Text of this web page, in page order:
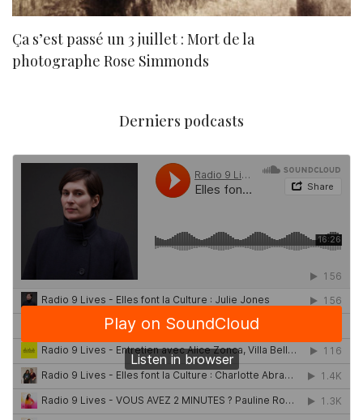
Ça s’est passé un 3 juillet : Mort de la
photographe Rose Simmonds
Derniers podcasts